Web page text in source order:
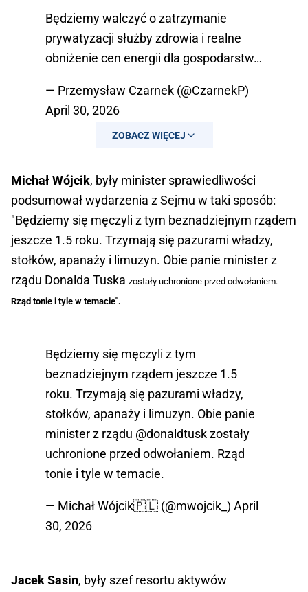
Będziemy walczyć o zatrzymanie
prywatyzacji służby zdrowia i realne
obniżenie cen energii dla gospodarstw…
— Przemysław Czarnek (@CzarnekP)
April 30, 2026
ZOBACZ WIĘCEJ
Michał Wójcik, były minister sprawiedliwości
podsumował wydarzenia z Sejmu w taki sposób:
"Będziemy się męczyli z tym beznadziejnym rządem
jeszcze 1.5 roku. Trzymają się pazurami władzy,
stołków, apanaży i limuzyn. Obie panie minister z
rządu Donalda Tuska zostały uchronione przed odwołaniem.
Rząd tonie i tyle w temacie".
Będziemy się męczyli z tym
beznadziejnym rządem jeszcze 1.5
roku. Trzymają się pazurami władzy,
stołków, apanaży i limuzyn. Obie panie
minister z rządu @donaldtuskzostały
uchronione przed odwołaniem. Rząd
tonie i tyle w temacie.
— Michał Wójcik🇵🇱 (@mwojcik_) April
30, 2026
Jacek Sasin, były szef resortu aktywów